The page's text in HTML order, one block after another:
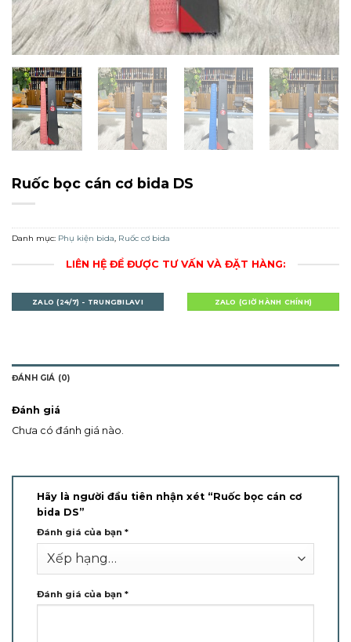
Ruốc bọc cán cơ bida DS
Danh mục: Phụ kiện bida, Ruốc cơ bida
LIÊN HỆ ĐỂ ĐƯỢC TƯ VẤN VÀ ĐẶT HÀNG:
ZALO (24/7) - TRUNGBILAVI ZALO (GIỜ HÀNH CHÍNH)
ĐÁNH GIÁ (0)
Đánh giá
Chưa có đánh giá nào.
Hãy là người đầu tiên nhận xét “Ruốc bọc cán cơ
bida DS”
Đánh giá của bạn *
Đánh giá của bạn *